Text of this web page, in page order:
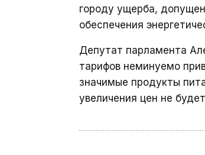
городу ущерба,
обеспечения
Депутат парламента
тарифов неминуемо
значимые продукты
увеличения цен не